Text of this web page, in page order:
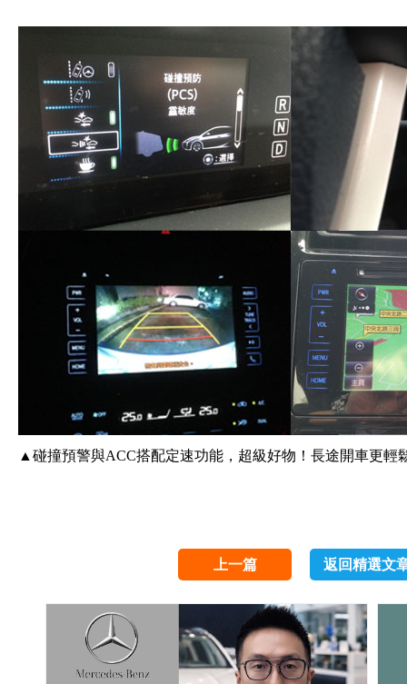
▲碰撞預警與ACC搭配定速功能，超級好物！長途開車更輕
上一篇 返回精選文